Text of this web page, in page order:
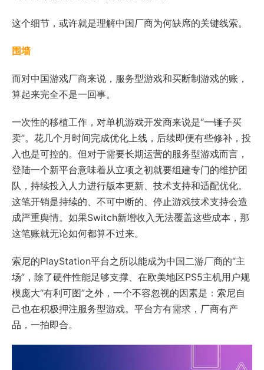
这个细节，或许就是理解中国厂商为何缺席的关键线索。
围墙
而对中国游戏厂商来说，服务型游戏和买断制游戏的账，
算起来完全不是一回事。
一次性的移植工作，对单机游戏开发商来说是“一锤子买
卖”。花几个月时间完成优化上线，后续即便有些修补，投
入也是可控的。但对于需要长期运营的服务型游戏而言，
登陆一个新平台意味着从立项之初就要组建专门的维护团
队，持续投入人力进行版本更新、技术支持和适配优化。
这笔开销是持续的、不可中断的、停止游戏技术支持会造
成严重舆情。如果Switch新增收入无法覆盖这些成本，那
这笔账就无论如何都算不过来。
索尼的PlayStation平台之所以能成为中国二游厂商的“主
场”，除了硬件性能足够支撑、在欧美地区PS5主机用户规
模庞大“有利可图”之外，一个不容忽视的因素是：索尼自
己也在积极押注服务型游戏。平台方有需求，厂商有产
品，一拍即合。